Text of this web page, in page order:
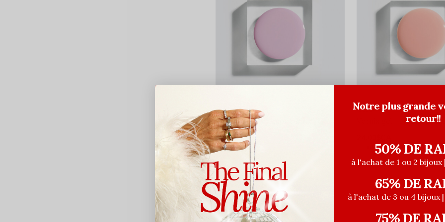
GELCARE
Vernis gel - Anemone Pink
24,00$CA
Avant les taxes
GELCARE
Vernis gel - Nude BB
Avant les taxes
Notre plus grande
retour!!
50% DE
à l'achat de 1 ou 2 bijoux
65% DE
à l'achat de 3 ou 4 bijoux
75% DE